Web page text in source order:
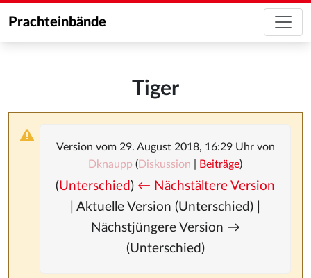
Prachteinbände
Tiger
Version vom 29. August 2018, 16:29 Uhr von
Dknaupp (Diskussion Beiträge)
(Unterschied ) ← Nächstältere Version
| Aktuelle Version (Unterschied) |
Nächstjüngere Version →
(Unterschied)